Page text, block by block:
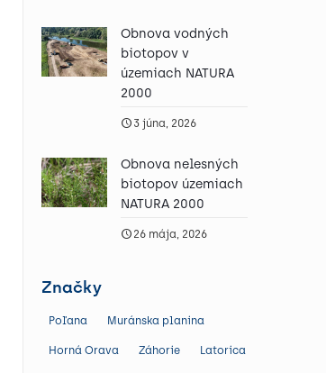
Obnova vodných
biotopov v
územiach NATURA
2000
3 júna, 2026
Obnova nelesných
biotopov územiach
NATURA 2000
26 mája, 2026
Značky
Poľana Muránska planina
Horná Orava Záhorie Latorica